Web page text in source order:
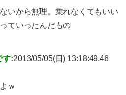
いから無理。乗れなくてもいい
ていったんだもの
す:2013/05/05(日) 13:18:49.46
ｗ